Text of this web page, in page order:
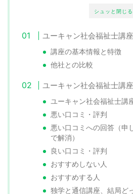
シュッと閉じる
ユーキャン社会福祉士講
講座の基本情報と特徴
他社との比較
ユーキャン社会福祉士講
ユーキャン社会福祉士講
悪い口コミ・評判
悪い口コミへの回答（申
で解消）
良い口コミ・評判
おすすめしない人
おすすめする人
独学と通信講座、結局ど